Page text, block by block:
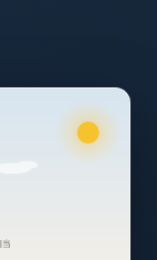
当